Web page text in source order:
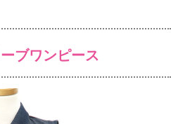
ブワンピース